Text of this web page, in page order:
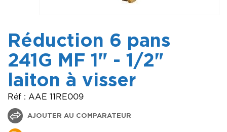
Réduction 6 pans
241G MF 1" - 1/2"
laiton à visser
Réf : AAE 11RE009
AJOUTER AU COMPARATEUR